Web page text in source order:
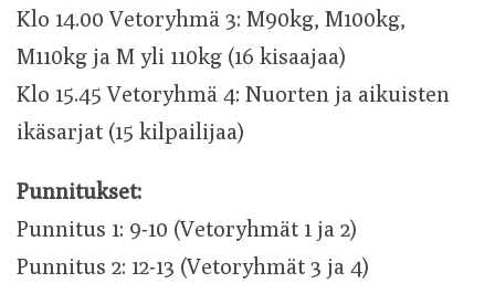
Klo 14.00 Vetoryhmä 3: M90kg, M100kg,
M110kg ja M yli 110kg (16 kisaajaa)
Klo 15.45 Vetoryhmä 4: Nuorten ja aikuisten
ikäsarjat (15 kilpailijaa)
Punnitukset:
Punnitus 1: 9-10 (Vetoryhmät 1 ja 2)
Punnitus 2: 12-13 (Vetoryhmät 3 ja 4)